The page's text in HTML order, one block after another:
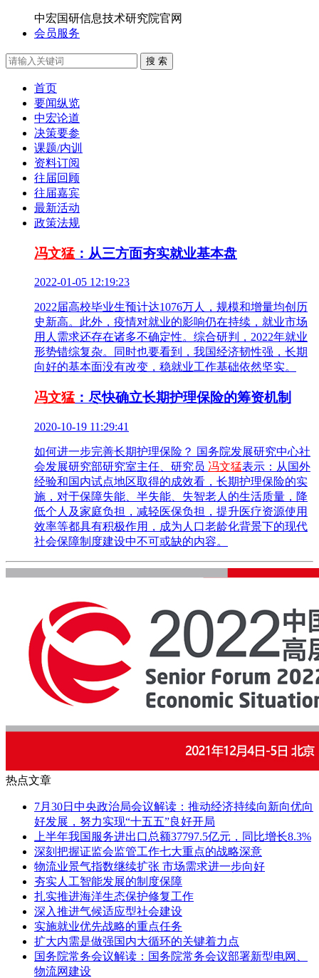
中宏国研信息技术研究院官网
会员服务
搜 索
首页
要闻纵览
中宏论道
决策要参
课题/内训
资料订阅
往届回顾
往届嘉宾
最新活动
政策法规
冯文猛 ：从三方面夯实就业基本盘
2022-01-05 12:19:23
2022届高校毕业生预计达1076万人，规模和增量均创历
史新高。此外，疫情对就业的影响仍在持续，就业市场
用人需求还存在诸多不确定性。综合研判，2022年就业
形势错综复杂。同时也要看到，我国经济韧性强，长期
向好的基本面没有改变，稳就业工作基础依然坚实。
冯文猛 ：尽快确立长期护理保险的筹资机制
2020-10-19 11:29:41
如何进一步完善长期护理保险？ 国务院发展研究中心社
会发展研究部研究室主任、研究员 冯文猛表示：从国外
经验和国内试点地区取得的成效看，长期护理保险的实
施，对于保障失能、半失能、失智老人的生活质量，降
低个人及家庭负担，减轻医保负担，提升医疗资源使用
效率等都具有积极作用，成为人口老龄化背景下的现代
社会保障制度建设中不可或缺的内容。
热点文章
7月30日中央政治局会议解读：推动经济持续向新向优向
好发展，努力实现“十五五”良好开局
上半年我国服务进出口总额37797.5亿元，同比增长8.3%
深刻把握证监会监管工作七大重点的战略深意
物流业景气指数继续扩张 市场需求进一步向好
夯实人工智能发展的制度保障
扎实推进海洋生态保护修复工作
深入推进气候适应型社会建设
实施就业优先战略的重点任务
扩大内需是做强国内大循环的关键着力点
国务院常务会议解读：国务院常务会议部署新型电网、
物流网建设